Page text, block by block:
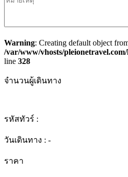
Warning: Creating default object
/var/www/vhosts/
line 328
จำนวนผู้เดินทาง
รหัสทัวร์ :
วันเดินทาง : -
ราคา